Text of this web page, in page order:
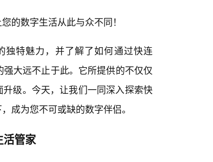
的数字生活从此与众不同！
独特魅力，并了解了如何通过快连
大远不止于此。它所提供的不仅仅
级。今天，让我们一同深入探索快
成为您不可或缺的数字伴侣。
活管家